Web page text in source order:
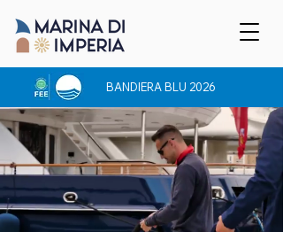
BANDIERA BLU 2026